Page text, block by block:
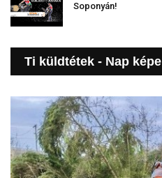
Soponyán!
Ti küldtétek - Nap képe